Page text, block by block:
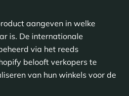
aangeven in welke
is. De internationale
via het reeds
belooft verkopers te
van hun winkels voor de